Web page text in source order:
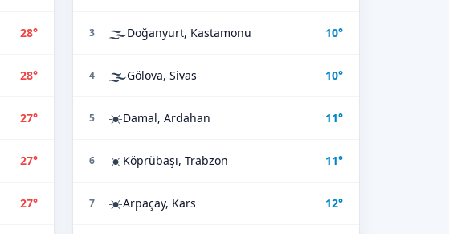
28°
28°
27°
27°
27°
3 🌫️Doğanyurt, Kastamonu 10°
4 🌫️Gölova, Sivas 10°
5 ☀️Damal, Ardahan 11°
6 ☀️Köprübaşı, Trabzon 11°
7 ☀️Arpaçay, Kars 12°